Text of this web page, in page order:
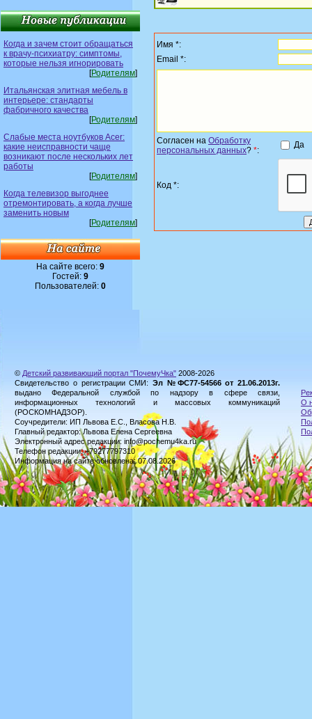
Когда и зачем стоит обращаться
к врачу-психиатру: симптомы,
которые нельзя игнорировать
[Родителям]
Итальянская элитная мебель в
интерьере: стандарты
фабричного качества
[Родителям]
Слабые места ноутбуков Acer:
какие неисправности чаще
возникают после нескольких лет
работы
[Родителям]
Когда телевизор выгоднее
отремонтировать, а когда лучше
заменить новым
[Родителям]
На сайте всего: 9
Гостей: 9
Пользователей: 0
Имя *:
Email *:
Согласен на Обработку
персональных данных? *:
Да
Код *:
© Детский развивающий портал "ПочемуЧка" 2008-2026
Свидетельство о регистрации СМИ: Эл №ФС77-54566 от 21.06.2013г.
выдано Федеральной службой по надзору в сфере связи,
информационных технологий и массовых коммуникаций
(РОСКОМНАДЗОР).
Соучредители: ИП Львова Е.С., Власова Н.В.
Главный редактор: Львова Елена Сергеевна
Электронный адрес редакции: info@pochemu4ka.ru
Телефон редакции: +79277797310
Информация на сайте обновлена: 07.08.2026
О